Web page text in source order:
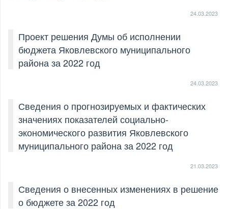
24.03.2023
Проект решения Думы об исполнении
бюджета Яковлевского муниципального
района за 2022 год
24.03.2023
Сведения о прогнозируемых и фактических
значениях показателей социально-
экономического развития Яковлевского
муниципального района за 2022 год
21.03.2023
Сведения о внесенных изменениях в решение
о бюджете за 2022 год